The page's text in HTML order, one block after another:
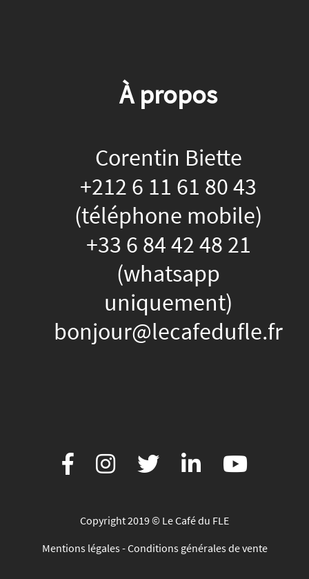
À propos
Corentin Biette
+212 6 11 61 80 43
(téléphone mobile)
+33 6 84 42 48 21
(whatsapp
uniquement)
bonjour@lecafedufle.fr
Copyright 2019 © Le Café du FLE
Mentions légales-Conditions générales de vente